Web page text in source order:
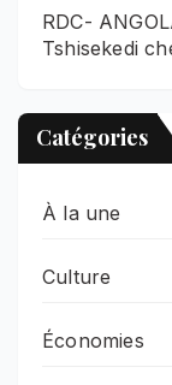
RDC-
Tshisekedi
Catégories
À la une
Culture
Économies